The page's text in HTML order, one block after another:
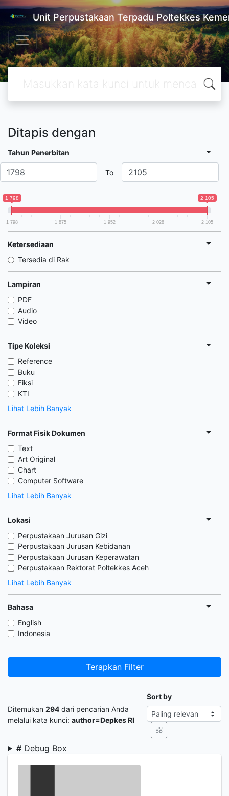
Unit Perpustakaan Terpadu Poltekkes
Ditapis dengan
Tahun Penerbitan
To
1 798 2 105
1 798 1 875 1 952 2 028 2 105
Ketersediaan
Tersedia di Rak
Lampiran
PDF
Audio
Video
Tipe Koleksi
Reference
Buku
Fiksi
KTI
Lihat Lebih Banyak
Format Fisik Dokumen
Text
Art Original
Chart
Computer Software
Lihat Lebih Banyak
Lokasi
Perpustakaan Jurusan Gizi
Perpustakaan Jurusan Kebidanan
Perpustakaan Jurusan Keperawatan
Perpustakaan Rektorat Poltekkes Aceh
Lihat Lebih Banyak
Bahasa
English
Indonesia
Terapkan Filter
Ditemukan 294 dari pencarian Anda
melalui kata kunci: author=Depkes RI
Sort by
# Debug Box